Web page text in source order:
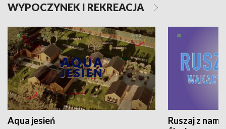
WYPOCZYNEK I REKREACJA
Aqua jesień
Ruszaj z